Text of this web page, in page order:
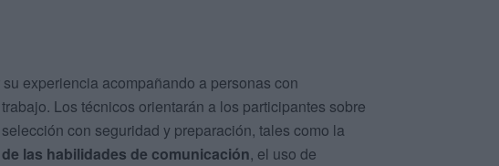
experiencia acompañando a personas con
Los técnicos orientarán a los participantes sobre
con seguridad y preparación, tales como la
las habilidades de comunicación, el uso de